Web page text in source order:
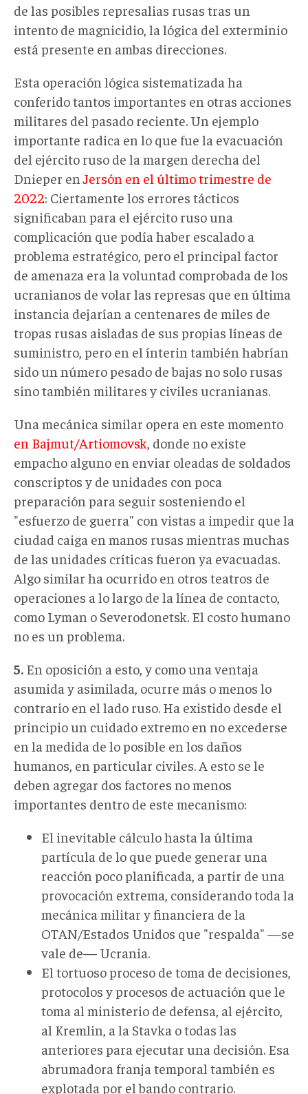
de las posibles represalias rusas tras un
intento de magnicidio, la lógica del exterminio
está presente en ambas direcciones.
Esta operación lógica sistematizada ha
conferido tantos importantes en otras acciones
militares del pasado reciente. Un ejemplo
importante radica en lo que fue la evacuación
del ejército ruso de la margen derecha del
Dnieper en Jersón en el último trimestre de
2022: Ciertamente los errores tácticos
significaban para el ejército ruso una
complicación que podía haber escalado a
problema estratégico, pero el principal factor
de amenaza era la voluntad comprobada de los
ucranianos de volar las represas que en última
instancia dejarían a centenares de miles de
tropas rusas aisladas de sus propias líneas de
suministro, pero en el ínterin también habrían
sido un número pesado de bajas no solo rusas
sino también militares y civiles ucranianas.
Una mecánica similar opera en este momento
en Bajmut/Artiomovsk , donde no existe
empacho alguno en enviar oleadas de soldados
conscriptos y de unidades con poca
preparación para seguir sosteniendo el
"esfuerzo de guerra" con vistas a impedir que la
ciudad caiga en manos rusas mientras muchas
de las unidades críticas fueron ya evacuadas.
Algo similar ha ocurrido en otros teatros de
operaciones a lo largo de la línea de contacto,
como Lyman o Severodonetsk. El costo humano
no es un problema.
5. En oposición a esto, y como una ventaja
asumida y asimilada, ocurre más o menos lo
contrario en el lado ruso. Ha existido desde el
principio un cuidado extremo en no excederse
en la medida de lo posible en los daños
humanos, en particular civiles. A esto se le
deben agregar dos factores no menos
importantes dentro de este mecanismo:
El inevitable cálculo hasta la última
partícula de lo que puede generar una
reacción poco planificada, a partir de una
provocación extrema, considerando toda la
mecánica militar y financiera de la
OTAN/Estados Unidos que "respalda" —se
vale de— Ucrania.
El tortuoso proceso de toma de decisiones,
protocolos y procesos de actuación que le
toma al ministerio de defensa, al ejército,
al Kremlin, a la Stavka o todas las
anteriores para ejecutar una decisión. Esa
abrumadora franja temporal también es
explotada por el bando contrario.